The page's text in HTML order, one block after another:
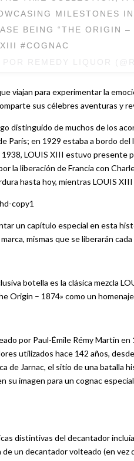
MILESTONES
BEING “THE ORIGIN –
#COGNAC
viajan para experimentar la
sus célebres aventuras y
distinguido de muchos de los
París; en 1929 estaba a bordo
1938, LOUIS XIII estuvo presente
la liberación de Francia con
hasta hoy, mientras LOUIS
un capítulo especial en esta
mismas que se liberarán cada
botella es la clásica mezcla
Origin – 1874» como un
por Paul-Émile Rémy Martin
utilizados hace 142 años,
de Jarnac, el sitio de una batalla
su imagen para un cognac
distintivas del decantador
un decantador volteado (en vez